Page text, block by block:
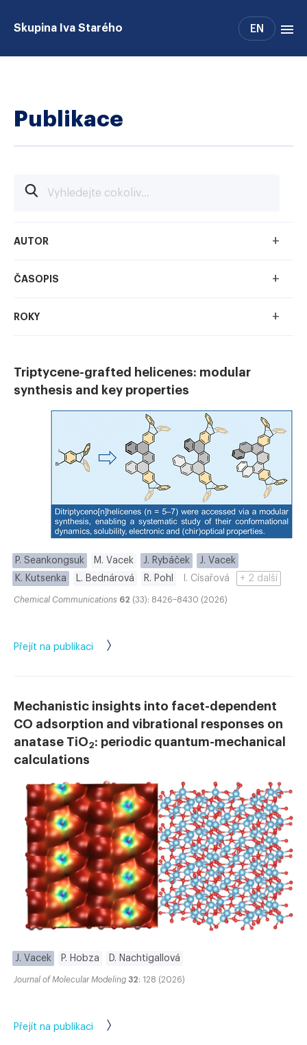
Skupina Iva Starého EN
Publikace
AUTOR +
ČASOPIS +
ROKY +
Triptycene-grafted helicenes: modular
synthesis and key properties
P. Seankongsuk M. Vacek J. Rybáček
J. Vacek
K. Kutsenka
L. Bednárová R. Pohl I. Císařová + 2 další
Chemical Communications 62 (33): 8426–8430 (2026)
Přejít na publikaci
Mechanistic insights into facet-dependent
CO adsorption and vibrational responses on
anatase TiO2: periodic quantum-mechanical
calculations
J. Vacek P. Hobza D. Nachtigallová
Journal of Molecular Modeling 32: 128 (2026)
Přejít na publikaci